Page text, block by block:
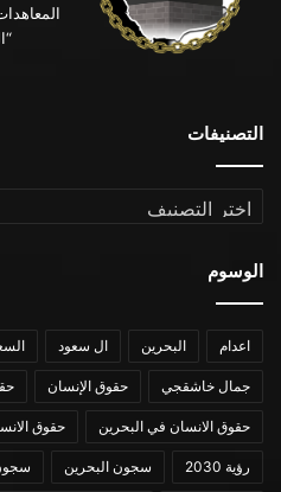
التصنيفات
التصنيفات
الوسوم
اعدام البحرين ال سعود
جمال خاشقجي حقوق الإنسان
حقوق الانسان في البحرين حقوق
رؤية 2030 سجون البحرين